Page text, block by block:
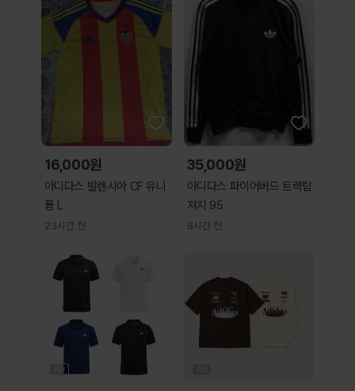
16,000원
아디다스 발렌시아 CF 유니
폼 L
23시간 전
35,000원
아디다스 파이어버드 트랙탑
져지 95
8시간 전